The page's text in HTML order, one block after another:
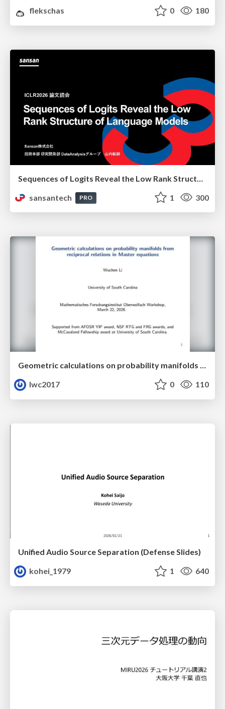
flekschas
0 180
sansantech
PRO 1 300
Geometric calculations on probability manifolds from reciprocal relations in Master equations
lwc2017
0 110
Unified Audio Source Separation (Defense Slides)
kohei_1979
1 640